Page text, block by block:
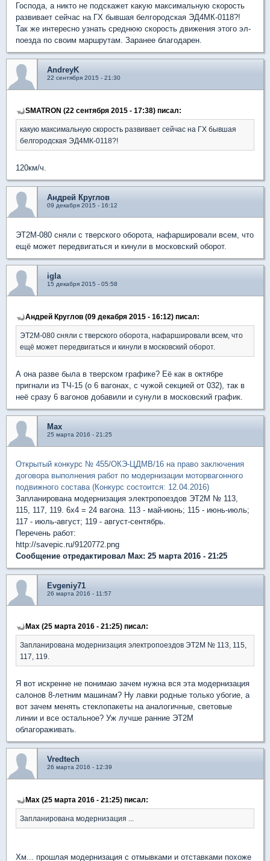
Господа, а никто не подскажет какую максимальную скорость
развивает сейчас на ГХ бывшая белгородская ЭД4МК-0118?!
Так же интересно узнать среднюю скорость движения этого эл-
поезда по своим маршрутам. Заранее благодарен.
AndreyK
22 сентября 2015 - 21:30
SMATRON (22 сентября 2015 - 17:38) писал:
какую максимальную скорость развивает сейчас на ГХ бывшая
белгородская ЭД4МК-0118?!
120км/ч.
Андрей Круглов
09 декабря 2015 - 16:12
ЭТ2М-080 сняли с тверского оборота, нафаршировали всем, что
ещё может передвигаться и кинули в московский оборот.
igla
15 декабря 2015 - 05:58
Андрей Круглов (09 декабря 2015 - 16:12) писал:
ЭТ2М-080 сняли с тверского оборота, нафаршировали всем, что
ещё может передвигаться и кинули в московский оборот.
А она разве была в тверском графике? Её как в октябре
пригнали из ТЧ-15 (о 6 вагонах, с чужой секцией от 032), так в
неё сразу 6 вагонов добавили и сунули в московский график.
Max
25 марта 2016 - 21:25
Открытый конкурс № 455/ОКЭ-ЦДМВ/16 на право заключения
договора выполнения работ по модернизации моторвагонного
подвижного состава (Конкурс состоится: 12.04.2016)
Запланирована модернизация электропоездов ЭТ2М № 113,
115, 117, 119. 6х4 = 24 вагона. 113 - май-июнь; 115 - июнь-июль;
117 - июль-август; 119 - август-сентябрь.
Перечень работ:
http://savepic.ru/9120772.png
Сообщение отредактировал Max: 25 марта 2016 - 21:25
Evgeniy71
26 марта 2016 - 11:57
Max (25 марта 2016 - 21:25) писал:
Запланирована модернизация электропоездов ЭТ2М № 113, 115,
117, 119.
Я вот искренне не понимаю зачем нужна вся эта модернизация
салонов 8-летним машинам? Ну лавки родные только убогие, а
вот зачем менять стеклопакеты на аналогичные, световые
линии и все остальное? Уж лучше ранние ЭТ2М
облагораживать.
Vredtech
26 марта 2016 - 12:39
Max (25 марта 2016 - 21:25) писал:
Запланирована модернизация ...
Хм... прошлая модернизация с отмывками и отставками похоже